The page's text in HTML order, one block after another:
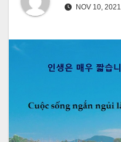
NOV 10, 2021